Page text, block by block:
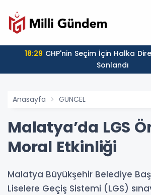
18:29
Sonlandı
Anasayfa GÜNCEL
Malatya’da LGS
Moral Etkinliği
Malatya Büyükşehir Belediye
Liselere Geçiş Sistemi (LGS)